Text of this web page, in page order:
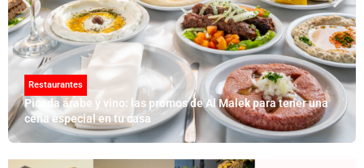
Restaurantes
Picada árabe y vino: las promos de Al Malek para tener una
cena especial en tu casa